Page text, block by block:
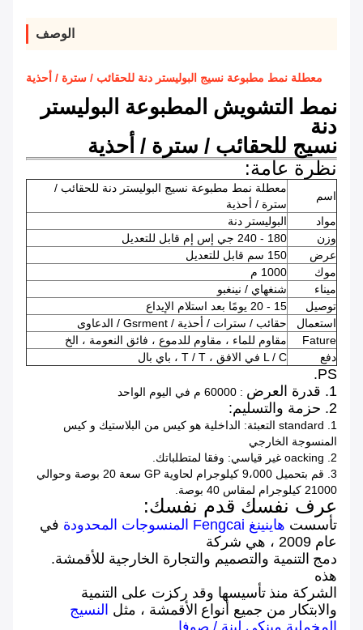
الوصف
معطلة نمط مطبوعة نسيج البوليستر دنة للحقائب / سترة / أحذية
نمط التشويش المطبوعة البوليستر
دنة
نسيج للحقائب / سترة / أحذية
نظرة عامة:
اسم
معطلة نمط مطبوعة نسيج البوليستر دنة للحقائب /
سترة / أحذية
مواد
البوليستر دنة
وزن
180 - 240 جي إس إم قابل للتعديل
عرض
150 سم قابل للتعديل
موك
1000 م
ميناء
شنغهاي / نينغبو
توصيل
15 - 20 يومًا بعد استلام الإيداع
استعمال
حقائب / سترات / أحذية / Gsrment / الدعاوى
Fature
مقاوم للماء ، مقاوم للدموع ، فائق النعومة ، الخ
دفع
L / C في الافق ، T / T ، باي بال
PS.
1. قدرة العرض
: 60000 م في اليوم الواحد
2. حزمة والتسليم:
1. standard التعبئة: الداخلية هو كيس من البلاستيك و كيس
المنسوجة الخارجي
2. oacking غير قياسي: وفقا لمتطلباتك.
3. قم بتحميل 9،000 كيلوجرام لحاوية GP سعة 20 بوصة وحوالي
21000 كيلوجرام لمقاس 40 بوصة.
عرف نفسك قدم نفسك:
تأسست هاينينغ Fengcai المنسوجات المحدودة
في
عام 2009 ، هي شركة
دمج التنمية والتصميم والتجارة الخارجية للأقمشة.
هذه
الشركة منذ تأسيسها وقد ركزت على التنمية
والابتكار من جميع أنواع الأقمشة ، مثل النسيج